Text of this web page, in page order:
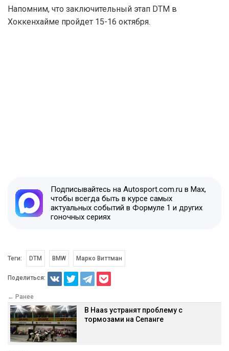
Напомним, что заключительный этап DTM в
Хоккенхайме пройдет 15-16 октября.
Подписывайтесь на Autosport.com.ru в Max,
чтобы всегда быть в курсе самых
актуальных событий в Формуле 1 и других
гоночных сериях
Теги: DTM BMW Марко Виттман
Поделиться:
← Ранее
В Haas устранят проблему с
тормозами на Сепанге